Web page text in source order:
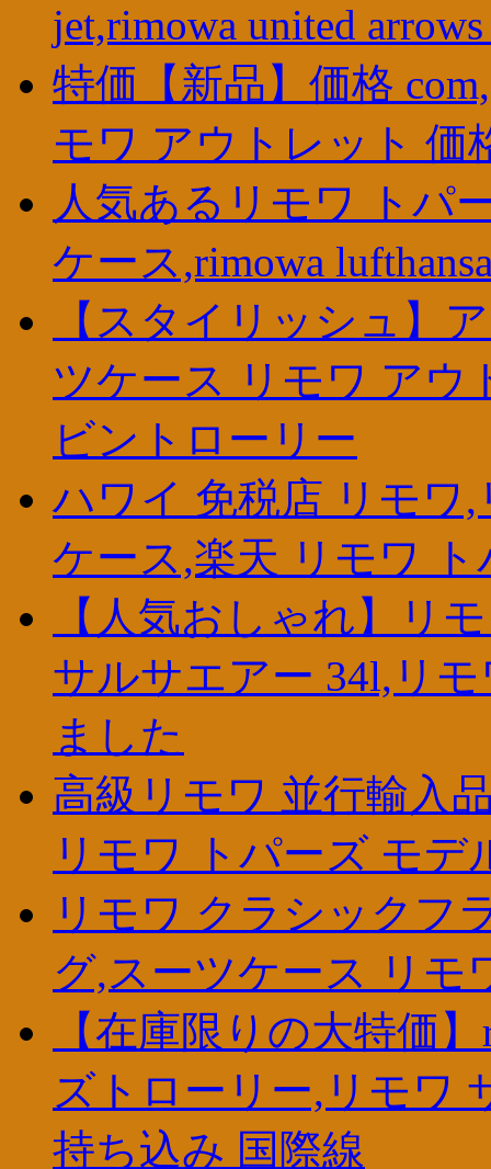
jet,rimowa united
特価【新品】価格
モワ アウトレット 価
人気あるリモワ トパ
ケース,rimowa
【スタイリッシュ】
ツケース リモワ アウ
ビントローリー
ハワイ 免税店 リモワ
ケース,楽天 リモワ ト
【人気おしゃれ】リ
サルサエアー 34l,リ
ました
高級リモワ 並行輸入
リモワ トパーズ モデ
リモワ クラシックフ
グ,スーツケース リモ
【在庫限りの大特価
ズトローリー,リモワ
持ち込み 国際線